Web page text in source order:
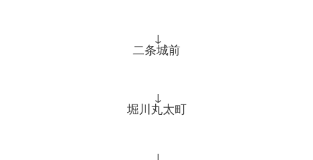
↓
二条城前
↓
堀川丸太町
↓